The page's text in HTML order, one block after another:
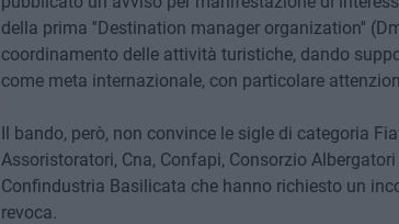
della prima ''Destination manager organization''
coordinamento delle attività turistiche, dando
come meta internazionale, con particolare
Il bando, però, non convince le sigle di categoria
Assoristoratori, Cna, Confapi, Consorzio
Confindustria Basilicata che hanno richiesto un
revoca.